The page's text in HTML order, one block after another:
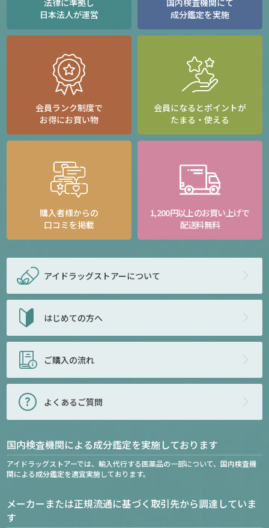
日本法人が運営
成分鑑定を実施
会員ランク制度で
お得にお買い物
会員になるとポイントが
たまる・使える
購入者様からの
口コミを掲載
1,200円以上のお買い上げで
配送料無料
アイドラッグストアーについて
はじめての方へ
ご購入の流れ
よくあるご質問
国内検査機関による成分鑑定を実施しております
アイドラッグストアーでは、輸入代行する医薬品の一部について、国内検査機
関による成分鑑定を適宜実施しております。
メーカーまたは正規流通に基づく取引先から調達していま
す